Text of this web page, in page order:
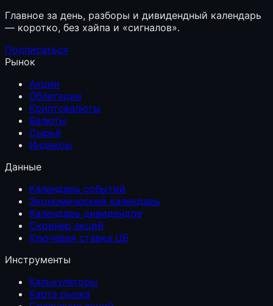
Главное за день, разборы и дивидендный календарь
— коротко, без хайпа и «сигналов».
Подписаться
Рынок
Акции
Облигации
Криптовалюты
Валюты
Сырьё
Индексы
Данные
Календарь событий
Экономический календарь
Календарь дивидендов
Скринер акций
Ключевая ставка ЦБ
Инструменты
Калькуляторы
Карта рынка